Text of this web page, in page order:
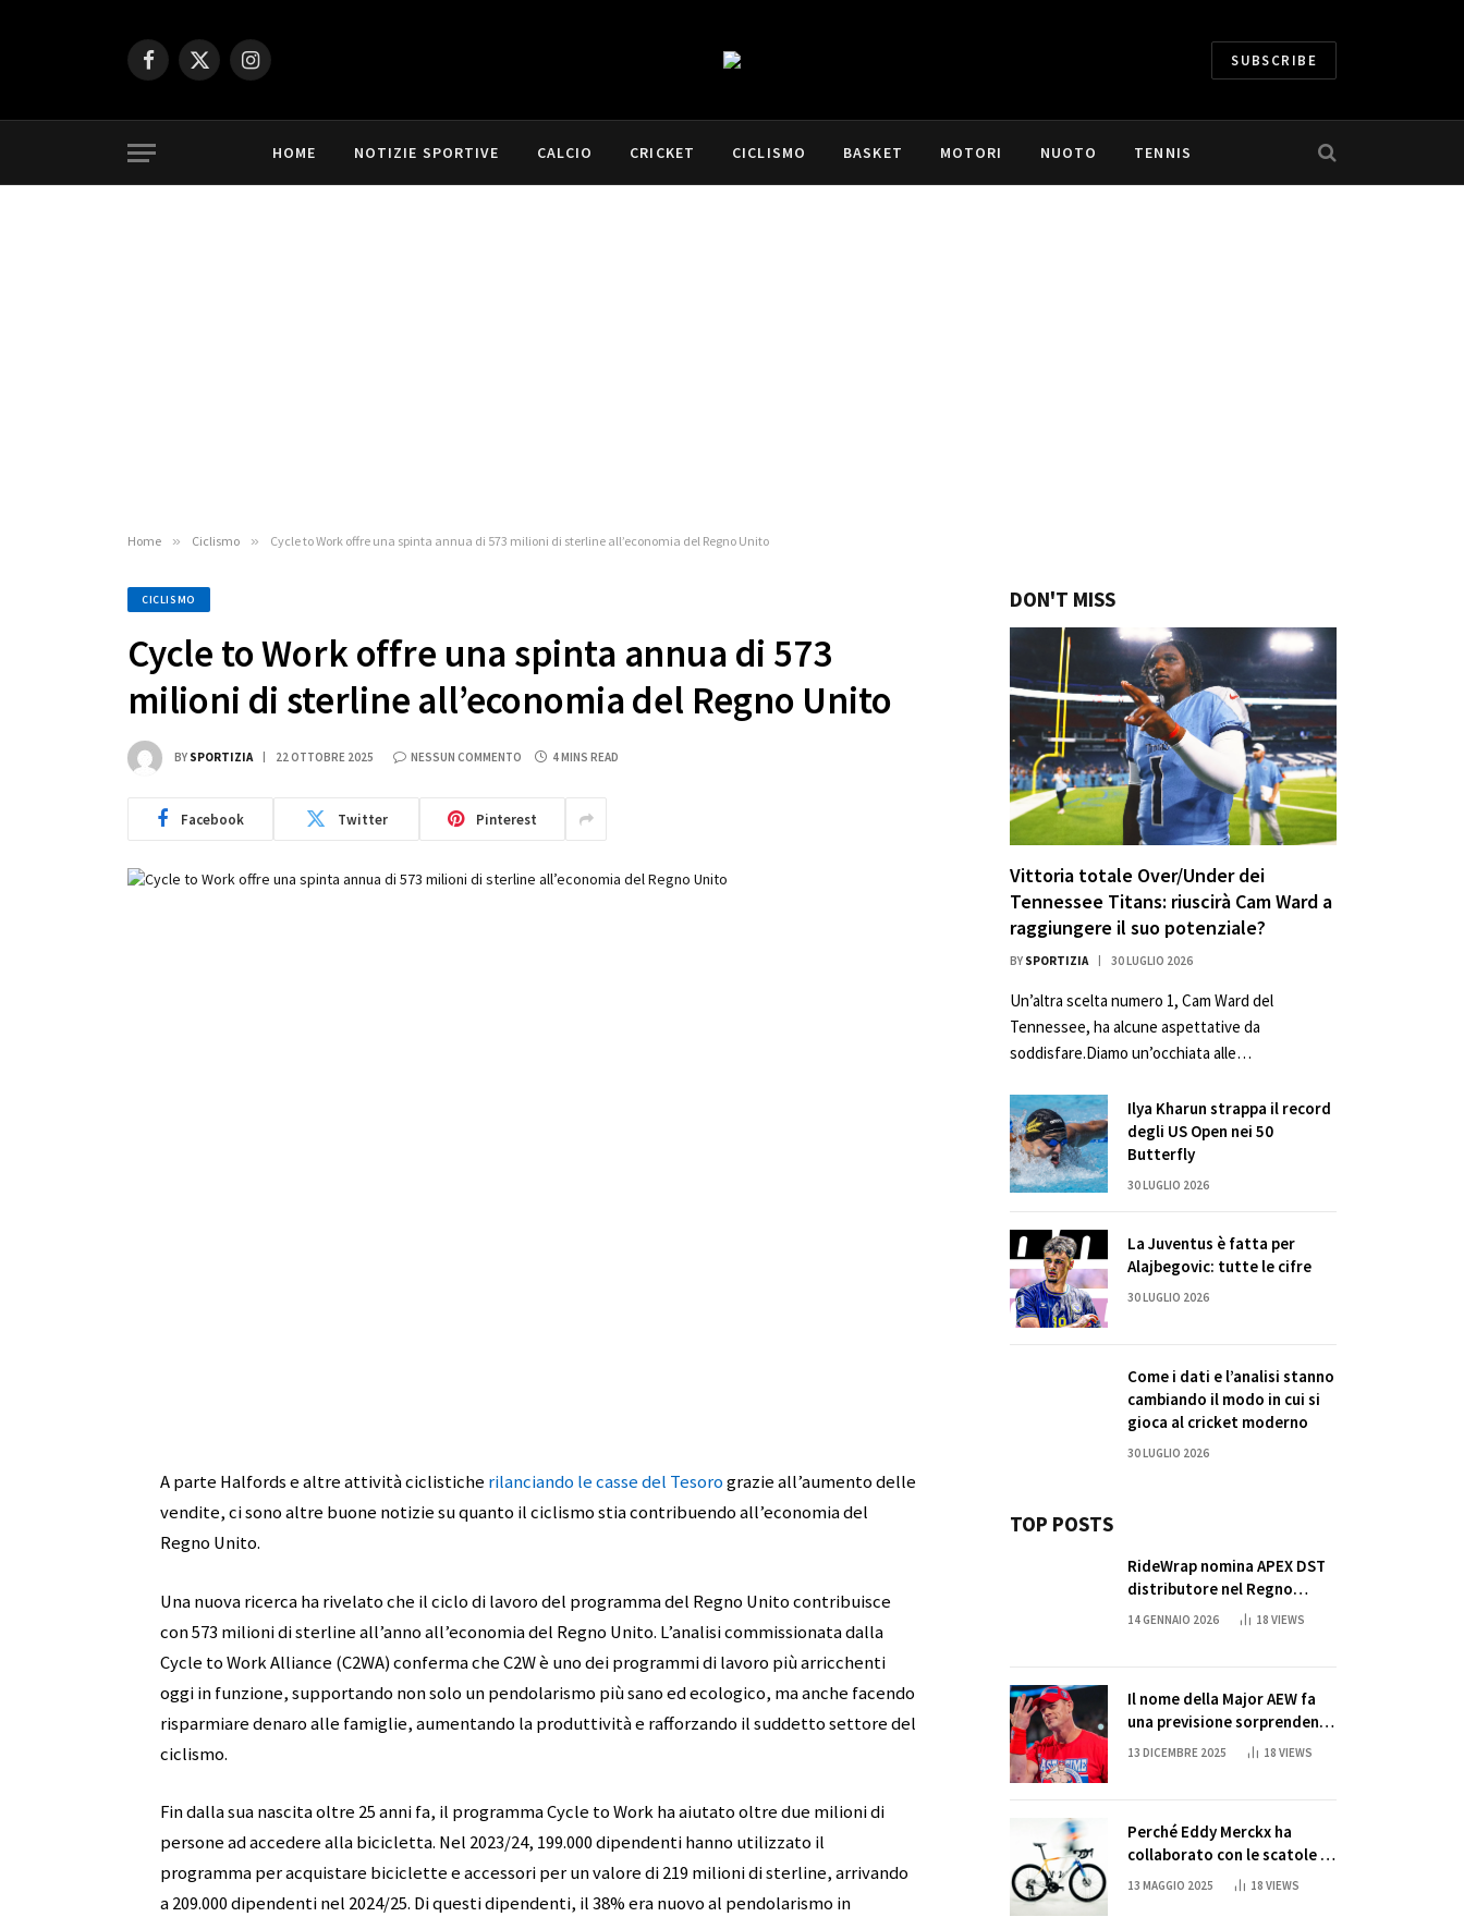
Facebook
X
Instagram SUBSCRIBE
HOME NOTIZIE SPORTIVE CALCIO CRICKET CICLISMO BASKET MOTORI NUOTO TENNIS
Home » Ciclismo » Cycle to Work offre una spinta annua di 573 milioni di sterline all’economia del Regno Unito
CICLISMO
Cycle to Work offre una spinta annua di 573
milioni di sterline all’economia del Regno Unito
BY SPORTIZIA 22 OTTOBRE 2025 NESSUN COMMENTO 4 MINS READ
Facebook Twitter Pinterest
A parte Halfords e altre attività ciclistiche rilanciando le casse del Tesorograzie all’aumento delle
vendite, ci sono altre buone notizie su quanto il ciclismo stia contribuendo all’economia del
Regno Unito.
Una nuova ricerca ha rivelato che il ciclo di lavoro del programma del Regno Unito contribuisce
con 573 milioni di sterline all’anno all’economia del Regno Unito. L’analisi commissionata dalla
Cycle to Work Alliance (C2WA) conferma che C2W è uno dei programmi di lavoro più arricchenti
oggi in funzione, supportando non solo un pendolarismo più sano ed ecologico, ma anche facendo
risparmiare denaro alle famiglie, aumentando la produttività e rafforzando il suddetto settore del
ciclismo.
Fin dalla sua nascita oltre 25 anni fa, il programma Cycle to Work ha aiutato oltre due milioni di
persone ad accedere alla bicicletta. Nel 2023/24, 199.000 dipendenti hanno utilizzato il
programma per acquistare biciclette e accessori per un valore di 219 milioni di sterline, arrivando
a 209.000 dipendenti nel 2024/25. Di questi dipendenti, il 38% era nuovo al pendolarismo in
DON'T MISS
Vittoria totale Over/Under dei
Tennessee Titans: riuscirà Cam Ward a
raggiungere il suo potenziale?
BY SPORTIZIA 30 LUGLIO 2026
Un’altra scelta numero 1, Cam Ward del
Tennessee, ha alcune aspettative da
soddisfare.Diamo un’occhiata alle…
Ilya Kharun strappa il record
degli US Open nei 50
Butterfly
30 LUGLIO 2026
La Juventus è fatta per
Alajbegovic: tutte le cifre
30 LUGLIO 2026
Come i dati e l’analisi stanno
cambiando il modo in cui si
gioca al cricket moderno
30 LUGLIO 2026
TOP POSTS
RideWrap nomina APEX DST
distributore nel Regno
Unito
14 GENNAIO 2026 18 VIEWS
Il nome della Major AEW fa
una previsione sorprendente
per la partita di ritiro di
13 DICEMBRE 2025 18 VIEWS
Perché Eddy Merckx ha
collaborato con le scatole di
succo di Sun Capri
13 MAGGIO 2025 18 VIEWS